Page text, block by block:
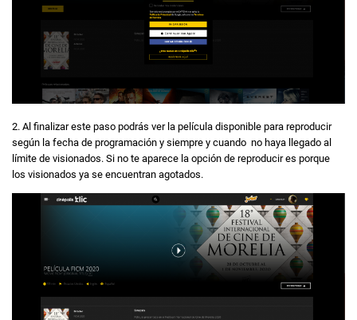
2. Al finalizar este paso podrás ver la película disponible para reproducir
según la fecha de programación y siempre y cuando no haya llegado al
límite de visionados. Si no te aparece la opción de reproducir es porque
los visionados ya se encuentran agotados.